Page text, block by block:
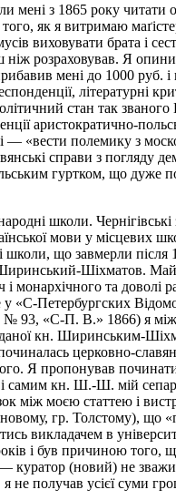
мені з 1865 року читати
як я витримаю
виховувати брата і
ніж розраховував. Я
мені до 1000 руб.
літературні
стан так
аристократично-
— «вести полемику з
справи з погляду
гуртком, що дуже
школи.
мови у місцевих
школи, що завмерли
Ширинський-Шіхматов.
та доволі
у «С-Петербургских
№ 93, «С-П. В.» 1866) я
кн. Ширинським-
церковно-
Я пропонував
самим кн. Ш.-Ш. мій
між моєю статтею і
гр. Толстому), що
викладачем в
і був причиною того,
куратор (новий) не
получав усієї суми